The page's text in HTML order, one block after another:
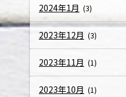
2024年1月 (3)
2023年12月 (3)
2023年11月 (1)
2023年10月 (1)